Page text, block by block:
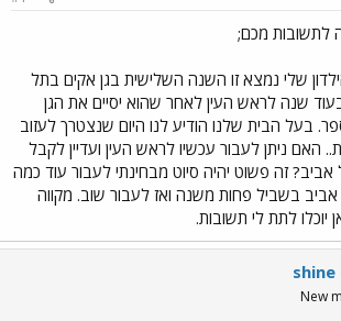
לתשובות מכם;
שלי נמצא זו השנה השלישית בגן אקים בתל
שנה לראש העין לאחר שהוא יסיים את הגן
בעל הבית שלנו הודיע לנו היום שנצטרך לעזוב
האם ניתן לעבור עכשיו לראש העין ועדיין לקבל
אביב? זה פשוט יהיה סיוט מבחינתי לעבור עוד כמה
בשביל פחות משנה ואז לעבור שוב. מקווה
יוכלו לתת לי תשובות.
shine
New